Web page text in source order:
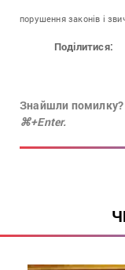
порушення законів і
Поділитися:
Знайшли помилку?
⌘+Enter.